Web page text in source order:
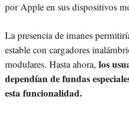
por Apple en sus dispositivos
La presencia de imanes
estable con cargadores
modulares. Hasta ahora, los
dependían de fundas
esta funcionalidad.